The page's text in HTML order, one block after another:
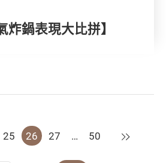
炸鍋表現大比拼】
25 26 27 … 50 下一頁